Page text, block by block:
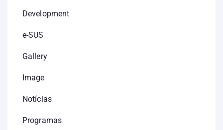
Development
e-SUS
Gallery
Image
Notícias
Programas